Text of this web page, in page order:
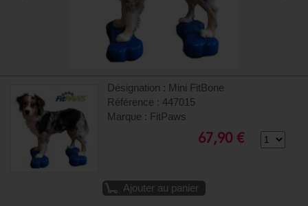
Désignation : Mini FitBone
Référence : 447015
Marque : FitPaws
67,90 €
Ajouter au panier